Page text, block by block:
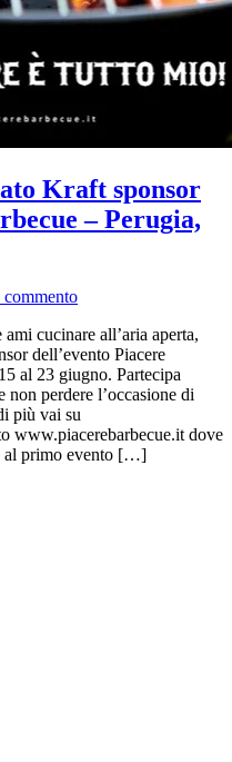
Kraft sponsor
– Perugia,
commento
cucinare all’aria aperta,
dell’evento Piacere
al 23 giugno. Partecipa
non perdere l’occasione di
più vai su
www.piacerebarbecue.it dove
al primo evento […]